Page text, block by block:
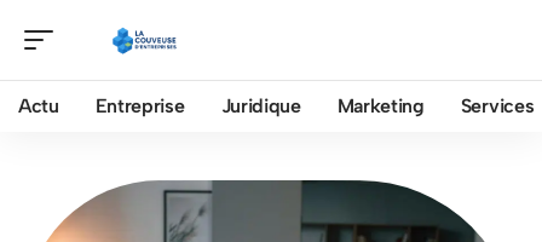
Actu Entreprise Juridique Marketing Services